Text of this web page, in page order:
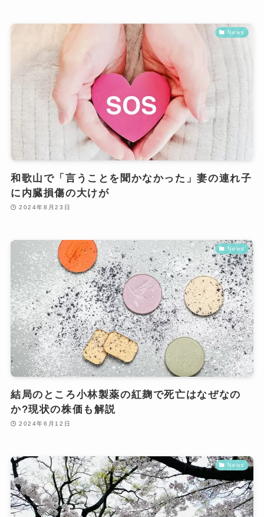
News
和歌山で「言うことを聞かなかった」妻の連れ子
に内臓損傷の大けが
2024年8月23日
News
結局のところ小林製薬の紅麹で死亡はなぜなの
か?現状の株価も解説
2024年6月12日
News